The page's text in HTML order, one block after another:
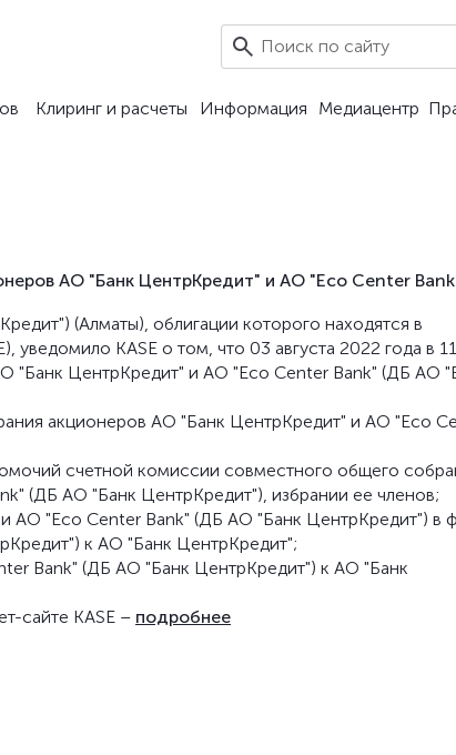
Клиринг и расчеты Информация Медиацентр
АО "Банк ЦентрКредит" и АО "Eco Center
(Алматы), облигации которого находятся в
KASE о том, что 03 августа 2022 года в
"Банк ЦентрКредит" и АО "Eco Center Bank" (ДБ АО
акционеров АО "Банк ЦентрКредит" и АО "Eco
счетной комиссии совместного общего
(ДБ АО "Банк ЦентрКредит"), избрании ее членов;
АО "Eco Center Bank" (ДБ АО "Банк ЦентрКредит") в
к АО "Банк ЦентрКредит";
Bank" (ДБ АО "Банк ЦентрКредит") к АО "Банк
сайте KASE – подробнее